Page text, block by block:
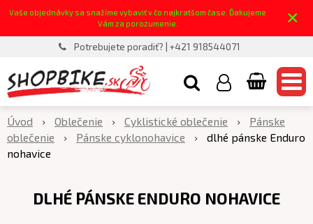
Vaše objednávky sa snažíme vybaviť v čo najkratšom čase. Ďakujeme
Vám za porozumenie.
×
Potrebujete poradiť? | +421 918544071
Úvod Oblečenie Cyklistické oblečenie
Pánske
oblečenie
Pánske cyklonohavice
dlhé pánske Enduro
nohavice
DLHÉ PÁNSKE ENDURO NOHAVICE